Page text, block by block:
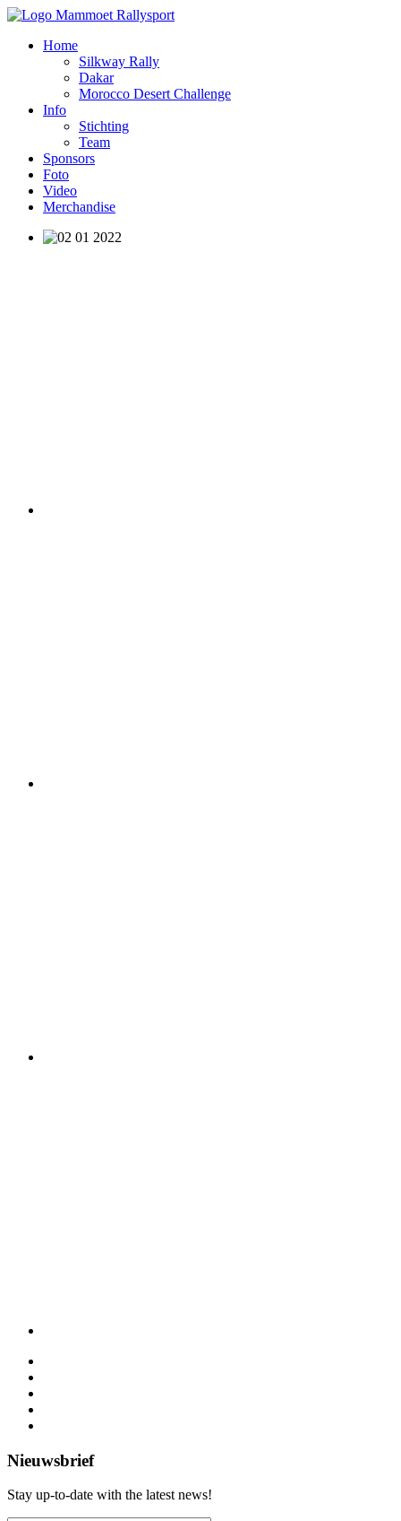
Home
Silkway Rally
Dakar
Morocco Desert Challenge
Info
Stichting
Team
Sponsors
Foto
Video
Merchandise
Nieuwsbrief
Stay up-to-date with the latest news!